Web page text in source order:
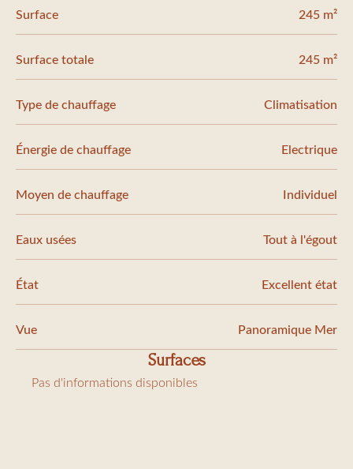
Surface 245 m²
Surface totale 245 m²
Type de chauffage Climatisation
Énergie de chauffage Electrique
Moyen de chauffage Individuel
Eaux usées Tout à l'égout
État Excellent état
Vue Panoramique Mer
Surfaces
Pas d'informations disponibles